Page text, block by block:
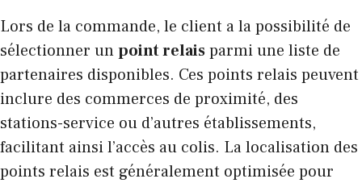
Lors de la commande, le client a la possibilité de
sélectionner unpoint relaisparmi une liste de
partenaires disponibles. Ces points relais peuvent
inclure des commerces de proximité, des
stations-service ou d’autres établissements,
facilitant ainsi l’accès au colis. La localisation des
points relais est généralement optimisée pour